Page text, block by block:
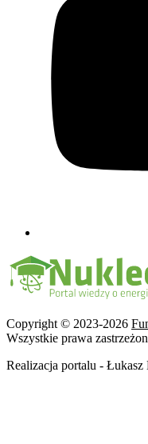
Copyright © 2023-2026
Wszystkie prawa
Realizacja portalu - Łukasz